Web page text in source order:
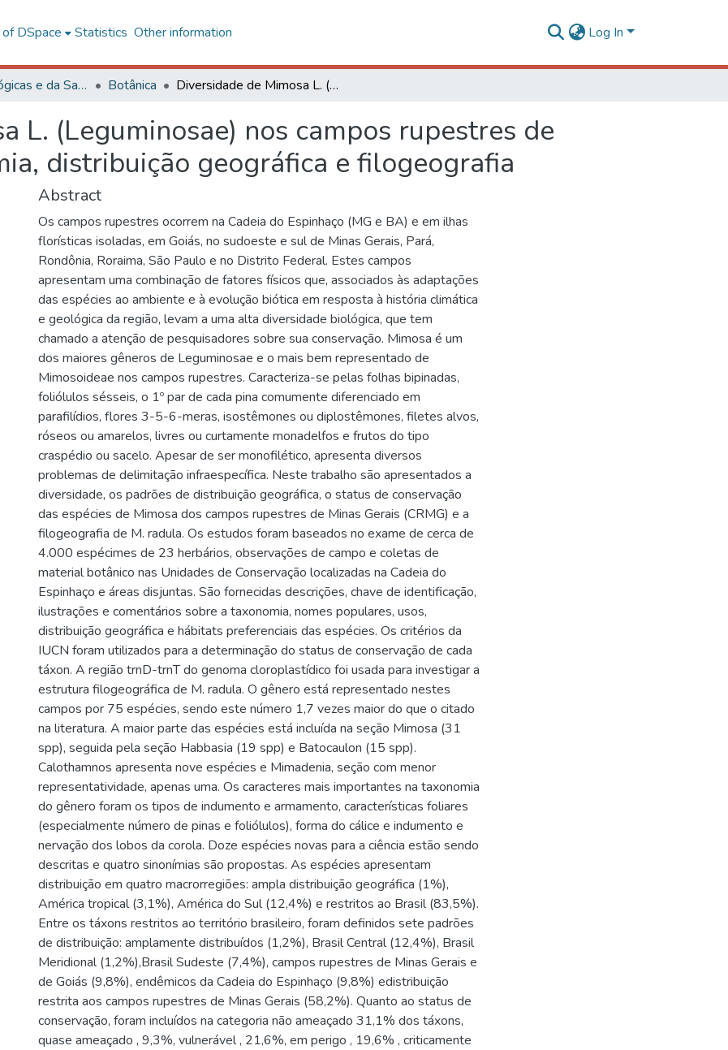
DSpace Statistics Other information Log In
Ciências Biológicas e da Saúde Botânica Diversidade de Mimosa L. (Leguminosae) nos campos rupestres de Minas Gerais: taxonomia, distribuição geográfica e filogeografia
L. (Leguminosae) nos campos rupestres de
distribuição geográfica e filogeografia
Abstract
Os campos rupestres ocorrem na Cadeia do Espinhaço (MG e BA) e em ilhas
florísticas isoladas, em Goiás, no sudoeste e sul de Minas Gerais, Pará,
Rondônia, Roraima, São Paulo e no Distrito Federal. Estes campos
apresentam uma combinação de fatores físicos que, associados às adaptações
das espécies ao ambiente e à evolução biótica em resposta à história climática
e geológica da região, levam a uma alta diversidade biológica, que tem
chamado a atenção de pesquisadores sobre sua conservação. Mimosa é um
dos maiores gêneros de Leguminosae e o mais bem representado de
Mimosoideae nos campos rupestres. Caracteriza-se pelas folhas bipinadas,
foliólulos sésseis, o 1º par de cada pina comumente diferenciado em
parafilídios, flores 3-5-6-meras, isostêmones ou diplostêmones, filetes alvos,
róseos ou amarelos, livres ou curtamente monadelfos e frutos do tipo
craspédio ou sacelo. Apesar de ser monofilético, apresenta diversos
problemas de delimitação infraespecífica. Neste trabalho são apresentados a
diversidade, os padrões de distribuição geográfica, o status de conservação
das espécies de Mimosa dos campos rupestres de Minas Gerais (CRMG) e a
filogeografia de M. radula. Os estudos foram baseados no exame de cerca de
4.000 espécimes de 23 herbários, observações de campo e coletas de
material botânico nas Unidades de Conservação localizadas na Cadeia do
Espinhaço e áreas disjuntas. São fornecidas descrições, chave de identificação,
ilustrações e comentários sobre a taxonomia, nomes populares, usos,
distribuição geográfica e hábitats preferenciais das espécies. Os critérios da
IUCN foram utilizados para a determinação do status de conservação de cada
táxon. A região trnD-trnT do genoma cloroplastídico foi usada para investigar a
estrutura filogeográfica de M. radula. O gênero está representado nestes
campos por 75 espécies, sendo este número 1,7 vezes maior do que o citado
na literatura. A maior parte das espécies está incluída na seção Mimosa (31
spp), seguida pela seção Habbasia (19 spp) e Batocaulon (15 spp).
Calothamnos apresenta nove espécies e Mimadenia, seção com menor
representatividade, apenas uma. Os caracteres mais importantes na taxonomia
do gênero foram os tipos de indumento e armamento, características foliares
(especialmente número de pinas e foliólulos), forma do cálice e indumento e
nervação dos lobos da corola. Doze espécies novas para a ciência estão sendo
descritas e quatro sinonímias são propostas. As espécies apresentam
distribuição em quatro macrorregiões: ampla distribuição geográfica (1%),
América tropical (3,1%), América do Sul (12,4%) e restritos ao Brasil (83,5%).
Entre os táxons restritos ao território brasileiro, foram definidos sete padrões
de distribuição: amplamente distribuídos (1,2%), Brasil Central (12,4%), Brasil
Meridional (1,2%),Brasil Sudeste (7,4%), campos rupestres de Minas Gerais e
de Goiás (9,8%), endêmicos da Cadeia do Espinhaço (9,8%) edistribuição
restrita aos campos rupestres de Minas Gerais (58,2%). Quanto ao status de
conservação, foram incluídos na categoria não ameaçado 31,1% dos táxons,
quase ameaçado , 9,3%, vulnerável , 21,6%, em perigo , 19,6% , criticamente